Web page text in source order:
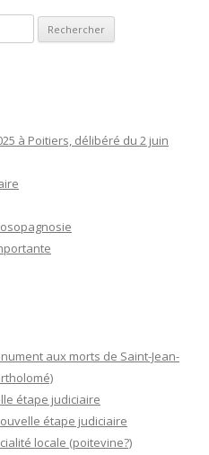
à Poitiers, délibéré du 2 juin
aux morts de Saint-Jean-
étape judiciaire
étape judiciaire
locale (poitevine?)